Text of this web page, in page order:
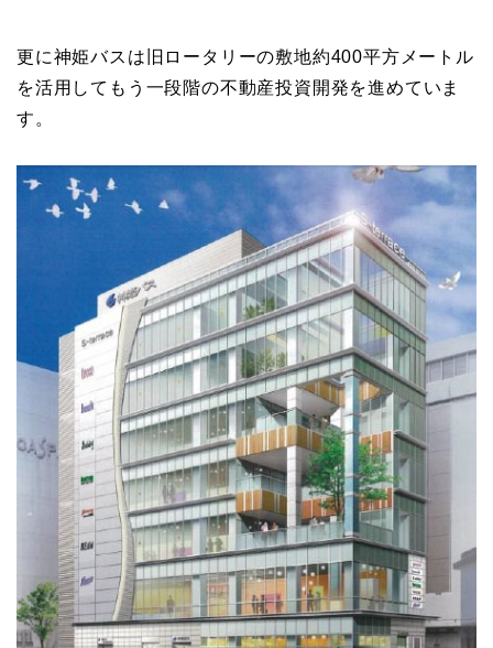
更に神姫バスは旧ロータリーの敷地約400平方メートル
を活用してもう一段階の不動産投資開発を進めていま
す。